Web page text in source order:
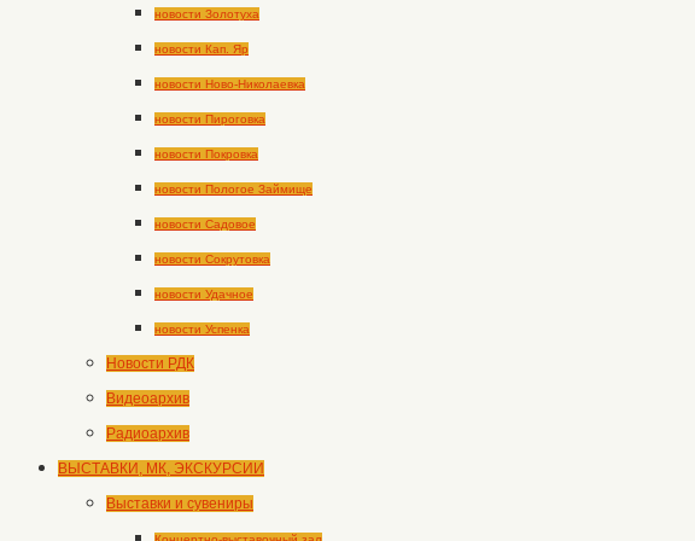
новости Золотуха
новости Кап. Яр
новости Ново-Николаевка
новости Пироговка
новости Покровка
новости Пологое Займище
новости Садовое
новости Сокрутовка
новости Удачное
новости Успенка
Новости РДК
Видеоархив
Радиоархив
ВЫСТАВКИ, МК, ЭКСКУРСИИ
Выставки и сувениры